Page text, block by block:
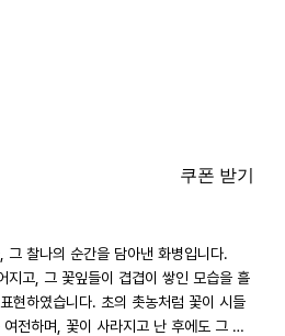
쿠폰 받기
그 찰나의 순간을 담아낸 화병입니다.
지고, 그 꽃잎들이 겹겹이 쌓인 모습을 흘
현하였습니다. 초의 촛농처럼 꽃이 시들
전하며, 꽃이 사라지고 난 후에도 그 흔